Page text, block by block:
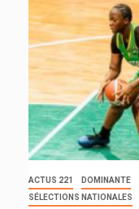
ACTUS 221 DOMINANTE
SÉLECTIONS NATIONALES